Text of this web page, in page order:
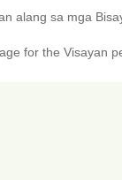
alang sa mga
for the Visayan